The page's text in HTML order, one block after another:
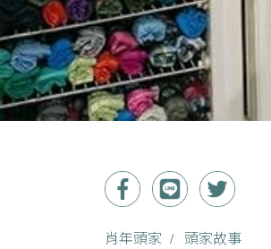
肖年頭家 頭家故事